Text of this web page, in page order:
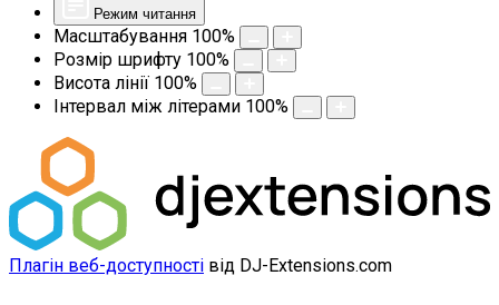
Режим читання
Масштабування 100%
Розмір шрифту 100%
Висота лінії 100%
Інтервал між літерами 100%
Плагін веб-доступності від DJ-Extensions.com